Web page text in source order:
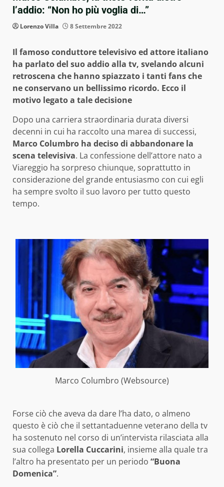
l’addio: “Non ho più voglia di…”
Lorenzo Villa 8 Settembre 2022
Il famoso conduttore televisivo ed attore italiano
ha parlato del suo addio alla tv, svelando alcuni
retroscena che hanno spiazzato i tanti fans che
ne conservano un bellissimo ricordo. Ecco il
motivo legato a tale decisione
Dopo una carriera straordinaria durata diversi
decenni in cui ha raccolto una marea di successi,
Marco Columbro ha deciso di abbandonare la
scena televisiva. La confessione dell’attore nato a
Viareggio ha sorpreso chiunque, soprattutto in
considerazione del grande entusiasmo con cui egli
ha sempre svolto il suo lavoro per tutto questo
tempo.
Marco Columbro (Websource)
Forse ciò che aveva da dare l’ha dato, o almeno
questo è ciò che il settantaduenne veterano della tv
ha sostenuto nel corso di un’intervista rilasciata alla
sua collega Lorella Cuccarini, insieme alla quale tra
l’altro ha presentato per un periodo “Buona
Domenica”.